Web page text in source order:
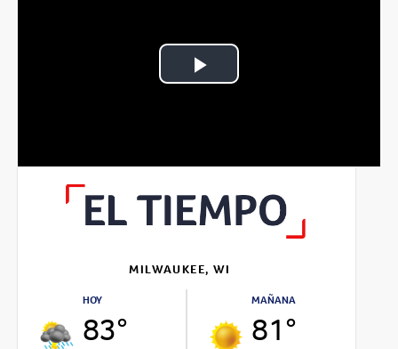
Play
MILWAUKEE, WI
HOY
83°
MAÑANA
81°